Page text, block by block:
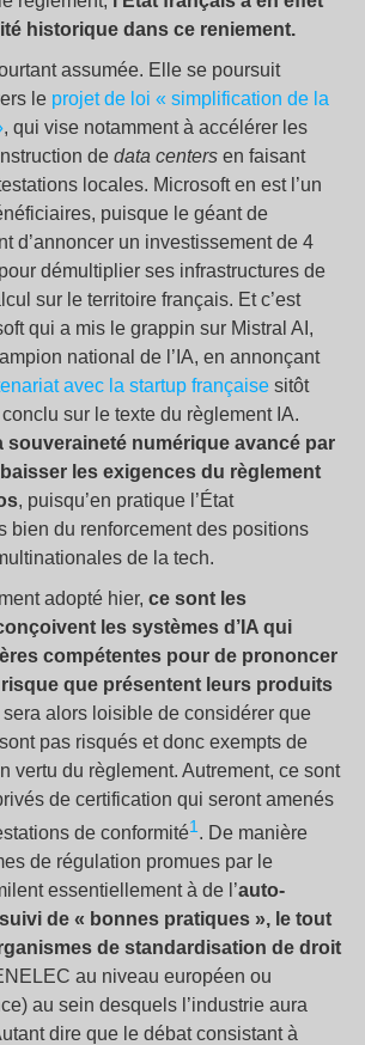
historique dans ce reniement.
assumée. Elle se poursuit
le projet de loi « simplification de la
, qui vise notamment à accélérer les
de data centers en faisant
locales. Microsoft en est l’un
puisque le géant de
d’annoncer un investissement de 4
démultiplier ses infrastructures de
sur le territoire français. Et c’est
qui a mis le grappin sur Mistral AI,
national de l’IA, en annonçant
avec la startup française sitôt
conclu sur le texte du règlement IA.
souveraineté numérique avancé par
les exigences du règlement
, puisqu’en pratique l’État
bien du renforcement des positions
de la tech.
adopté hier, ce sont les
les systèmes d’IA qui
compétentes pour de prononcer
que présentent leurs produits
alors loisible de considérer que
pas risqués et donc exempts de
vertu du règlement. Autrement, ce sont
de certification qui seront amenés
de conformité1 . De manière
de régulation promues par le
essentiellement à de l’auto-
de « bonnes pratiques », le tout
de standardisation de droit
au niveau européen ou
au sein desquels l’industrie aura
dire que le débat consistant à